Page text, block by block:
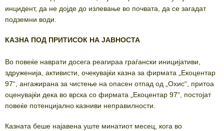
инцидент, да не дојде до излевање во почвата, да се загадат
подземни води.
КАЗНА ПОД ПРИТИСОК НА ЈАВНОСТА
Во повеќе наврати досега реагираа граѓански иницијативи,
здруженија, активисти, очекувајќи казна за фирмата „Екоцентар
97“, ангажирана за чистење на опасен отпад од „Охис“, притоа
оценувајќи дека во врска со фирмата „Екоцентар 97“, постојат
повеќе потенцијално казниви неправилности.
Казната беше најавена уште минатиот месец, кога во